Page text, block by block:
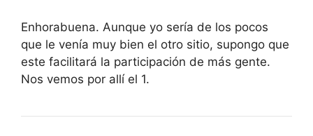
Enhorabuena. Aunque yo sería de los pocos
que le venía muy bien el otro sitio, supongo que
este facilitará la participación de más gente.
Nos vemos por allí el 1.